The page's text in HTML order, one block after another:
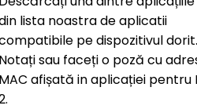
lista noastra de aplicatii
pe dispozitivul dorit.
Notați sau faceți o poză cu
MAC afișată in aplicației pentru